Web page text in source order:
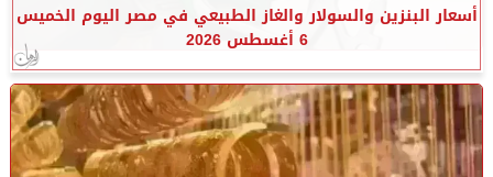
أسعار البنزين والسولار والغاز الطبيعي في مصر اليوم الخميس
6 أغسطس 2026